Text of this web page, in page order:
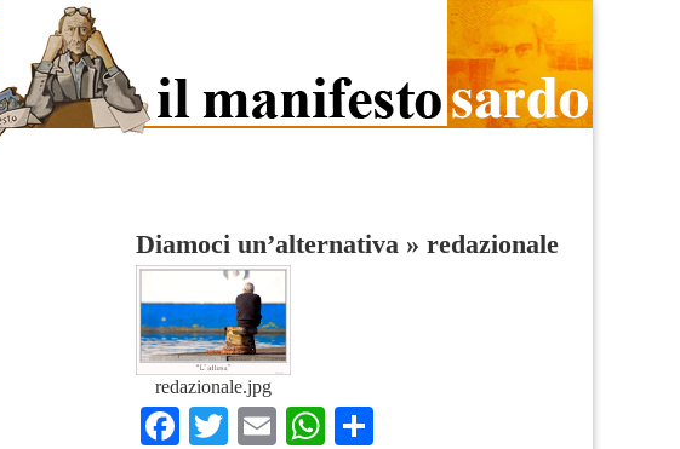
Diamoci un’alternativa » redazionale
redazionale.jpg
Facebook
TwitterEmailWhatsApp